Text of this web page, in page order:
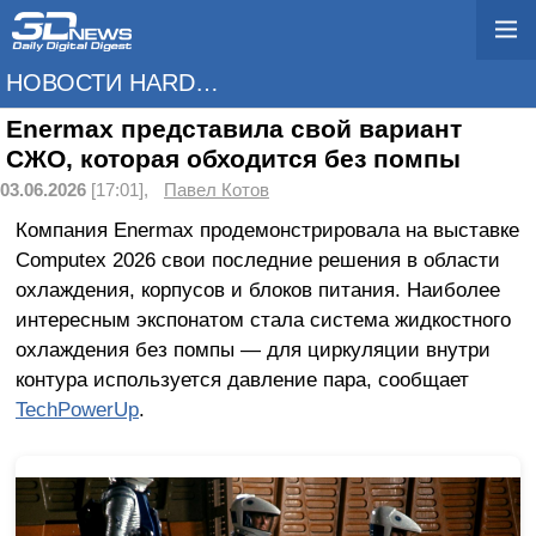
НОВОСТИ HARDWARE
Enermax представила свой вариант
СЖО, которая обходится без помпы
03.06.2026 [17:01], Павел Котов
Компания Enermax продемонстрировала на выставке
Computex 2026 свои последние решения в области
охлаждения, корпусов и блоков питания. Наиболее
интересным экспонатом стала система жидкостного
охлаждения без помпы — для циркуляции внутри
контура используется давление пара, сообщает
TechPowerUp.